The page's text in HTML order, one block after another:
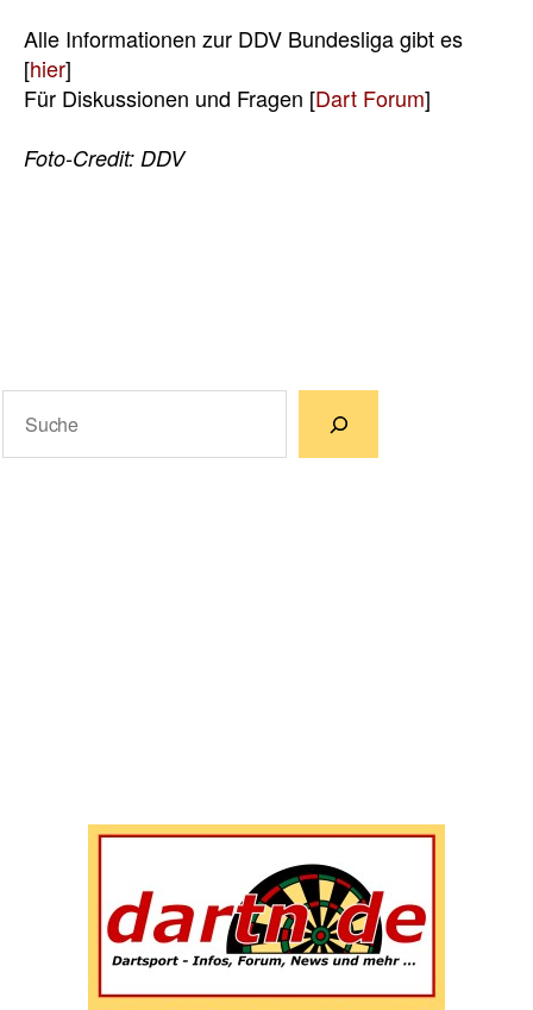
Alle Informationen zur DDV Bundesliga gibt es
[hier]
Für Diskussionen und Fragen [Dart Forum]
Foto-Credit: DDV